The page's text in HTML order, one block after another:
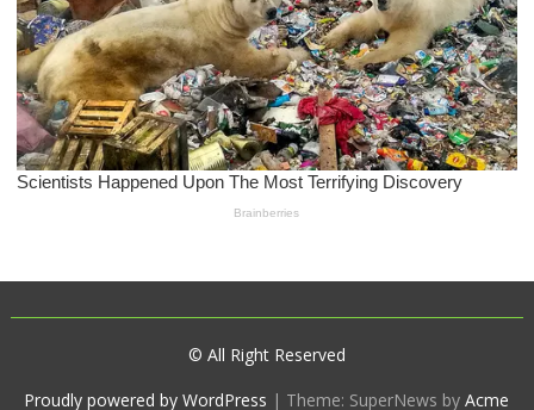
© All Right Reserved
Proudly powered by WordPress | Theme: SuperNews byAcme